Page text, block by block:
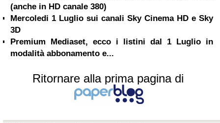
(anche in HD canale 380)
Mercoledi 1 Luglio sui canali Sky Cinema HD e Sky
3D
Premium Mediaset, ecco i listini dal 1 Luglio in
modalità abbonamento e...
Ritornare alla prima pagina di